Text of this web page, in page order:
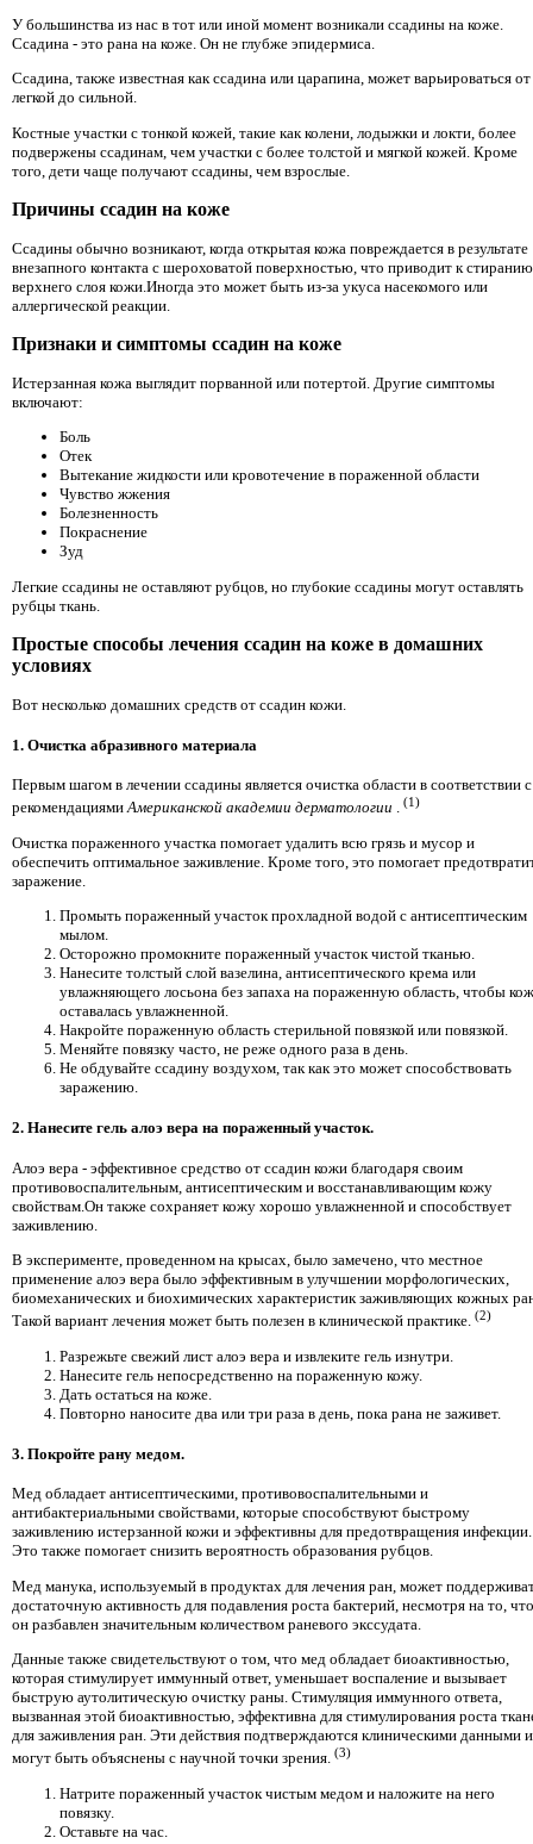
У большинства из нас в тот или иной момент возникали ссадины на коже.
Ссадина - это рана на коже. Он не глубже эпидермиса.
Ссадина, также известная как ссадина или царапина, может варьироваться от
легкой до сильной.
Костные участки с тонкой кожей, такие как колени, лодыжки и локти, более
подвержены ссадинам, чем участки с более толстой и мягкой кожей. Кроме
того, дети чаще получают ссадины, чем взрослые.
Причины ссадин на коже
Ссадины обычно возникают, когда открытая кожа повреждается в результате
внезапного контакта с шероховатой поверхностью, что приводит к стиранию
верхнего слоя кожи.Иногда это может быть из-за укуса насекомого или
аллергической реакции.
Признаки и симптомы ссадин на коже
Истерзанная кожа выглядит порванной или потертой. Другие симптомы
включают:
Боль
Отек
Вытекание жидкости или кровотечение в пораженной области
Чувство жжения
Болезненность
Покраснение
Зуд
Легкие ссадины не оставляют рубцов, но глубокие ссадины могут оставлять
рубцы ткань.
Простые способы лечения ссадин на коже в домашних
условиях
Вот несколько домашних средств от ссадин кожи.
1. Очистка абразивного материала
Первым шагом в лечении ссадины является очистка области в соответствии с
рекомендациямиАмериканской академии дерматологии . (1)
Очистка пораженного участка помогает удалить всю грязь и мусор и
обеспечить оптимальное заживление. Кроме того, это помогает
заражение.
Промыть пораженный участок прохладной водой с антисептическим
мылом.
Осторожно промокните пораженный участок чистой тканью.
Нанесите толстый слой вазелина, антисептического крема или
увлажняющего лосьона без запаха на пораженную область, чтобы
оставалась увлажненной.
Накройте пораженную область стерильной повязкой или повязкой.
Меняйте повязку часто, не реже одного раза в день.
Не обдувайте ссадину воздухом, так как это может способствовать
заражению.
2. Нанесите гель алоэ вера на пораженный участок.
Алоэ вера - эффективное средство от ссадин кожи благодаря своим
противовоспалительным, антисептическим и восстанавливающим кожу
свойствам.Он также сохраняет кожу хорошо увлажненной и способствует
заживлению.
В эксперименте, проведенном на крысах, было замечено, что местное
применение алоэ вера было эффективным в улучшении морфологических,
биомеханических и биохимических характеристик заживляющих кожных
Такой вариант лечения может быть полезен в клинической практике. (2)
Разрежьте свежий лист алоэ вера и извлеките гель изнутри.
Нанесите гель непосредственно на пораженную кожу.
Дать остаться на коже.
Повторно наносите два или три раза в день, пока рана не заживет.
3. Покройте рану медом.
Мед обладает антисептическими, противовоспалительными и
антибактериальными свойствами, которые способствуют быстрому
заживлению истерзанной кожи и эффективны для предотвращения инфекции.
Это также помогает снизить вероятность образования рубцов.
Мед манука, используемый в продуктах для лечения ран, может
достаточную активность для подавления роста бактерий, несмотря на то, что
он разбавлен значительным количеством раневого экссудата.
Данные также свидетельствуют о том, что мед обладает биоактивностью,
которая стимулирует иммунный ответ, уменьшает воспаление и вызывает
быструю аутолитическую очистку раны. Стимуляция иммунного ответа,
вызванная этой биоактивностью, эффективна для стимулирования роста
для заживления ран. Эти действия подтверждаются клиническими данными и
могут быть объяснены с научной точки зрения. (3)
Натрите пораженный участок чистым медом и наложите на него
повязку.
Оставьте на час.